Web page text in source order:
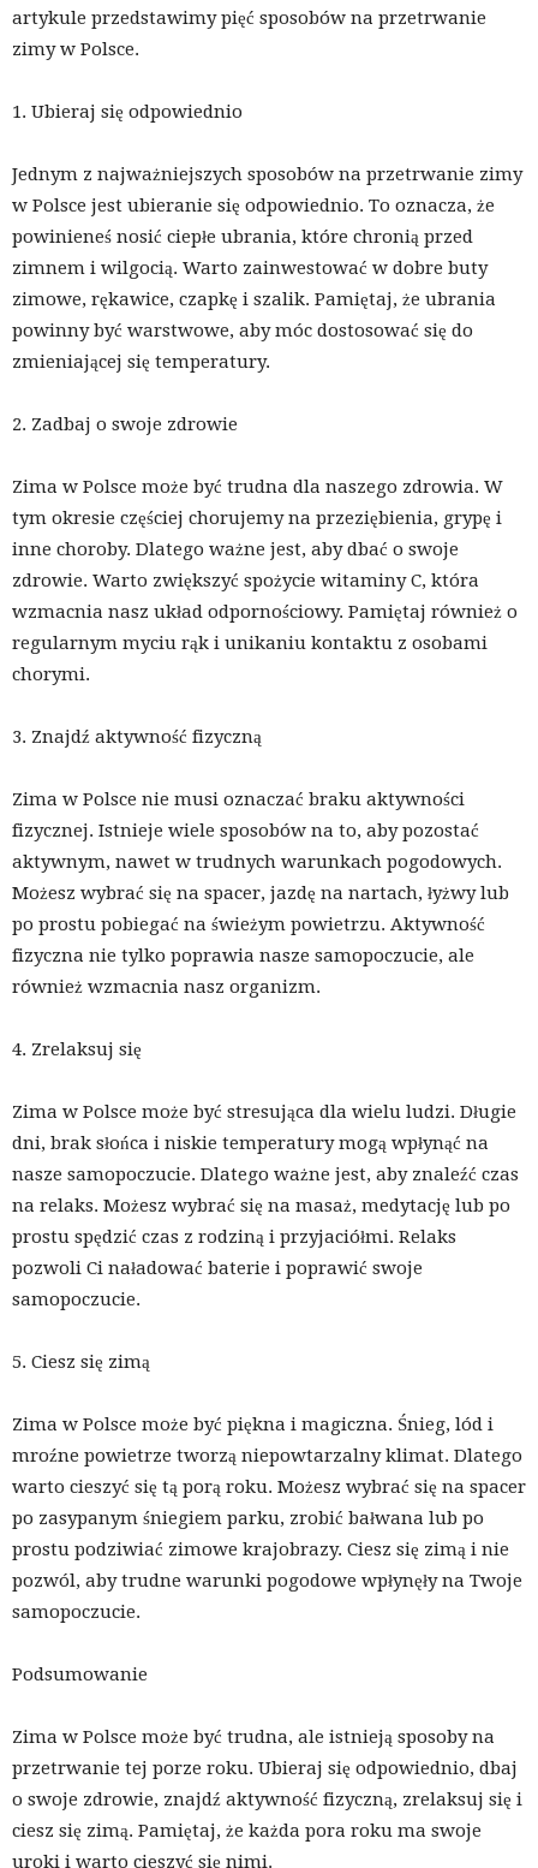
artykule przedstawimy pięć sposobów na przetrwanie
zimy w Polsce.
1. Ubieraj się odpowiednio
Jednym z najważniejszych sposobów na przetrwanie zimy
w Polsce jest ubieranie się odpowiednio. To oznacza, że
powinieneś nosić ciepłe ubrania, które chronią przed
zimnem i wilgocią. Warto zainwestować w dobre buty
zimowe, rękawice, czapkę i szalik. Pamiętaj, że ubrania
powinny być warstwowe, aby móc dostosować się do
zmieniającej się temperatury.
2. Zadbaj o swoje zdrowie
Zima w Polsce może być trudna dla naszego zdrowia. W
tym okresie częściej chorujemy na przeziębienia, grypę i
inne choroby. Dlatego ważne jest, aby dbać o swoje
zdrowie. Warto zwiększyć spożycie witaminy C, która
wzmacnia nasz układ odpornościowy. Pamiętaj również o
regularnym myciu rąk i unikaniu kontaktu z osobami
chorymi.
3. Znajdź aktywność fizyczną
Zima w Polsce nie musi oznaczać braku aktywności
fizycznej. Istnieje wiele sposobów na to, aby pozostać
aktywnym, nawet w trudnych warunkach pogodowych.
Możesz wybrać się na spacer, jazdę na nartach, łyżwy lub
po prostu pobiegać na świeżym powietrzu. Aktywność
fizyczna nie tylko poprawia nasze samopoczucie, ale
również wzmacnia nasz organizm.
4. Zrelaksuj się
Zima w Polsce może być stresująca dla wielu ludzi. Długie
dni, brak słońca i niskie temperatury mogą wpłynąć na
nasze samopoczucie. Dlatego ważne jest, aby znaleźć czas
na relaks. Możesz wybrać się na masaż, medytację lub po
prostu spędzić czas z rodziną i przyjaciółmi. Relaks
pozwoli Ci naładować baterie i poprawić swoje
samopoczucie.
5. Ciesz się zimą
Zima w Polsce może być piękna i magiczna. Śnieg, lód i
mroźne powietrze tworzą niepowtarzalny klimat. Dlatego
warto cieszyć się tą porą roku. Możesz wybrać się na spacer
po zasypanym śniegiem parku, zrobić bałwana lub po
prostu podziwiać zimowe krajobrazy. Ciesz się zimą i nie
pozwól, aby trudne warunki pogodowe wpłynęły na Twoje
samopoczucie.
Podsumowanie
Zima w Polsce może być trudna, ale istnieją sposoby na
przetrwanie tej porze roku. Ubieraj się odpowiednio, dbaj
o swoje zdrowie, znajdź aktywność fizyczną, zrelaksuj się i
ciesz się zimą. Pamiętaj, że każda pora roku ma swoje
uroki i warto cieszyć się nimi.